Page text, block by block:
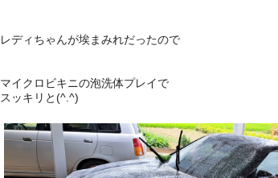
レディちゃんが埃まみれだったので
マイクロビキニの泡洗体プレイで
スッキリと(^.^)